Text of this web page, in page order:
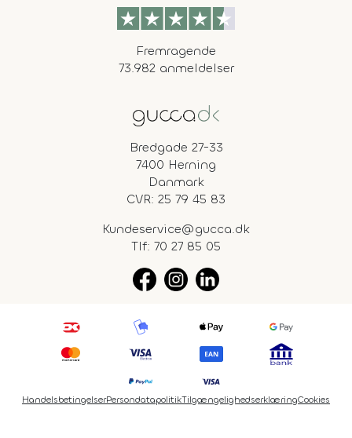
Fremragende
73.982 anmeldelser
Bredgade 27-33
7400 Herning
Danmark
CVR: 25 79 45 83
Kundeservice@gucca.dk
Tlf: 70 27 85 05
HandelsbetingelserPersondatapolitikTilgængelighedserklæringCookies